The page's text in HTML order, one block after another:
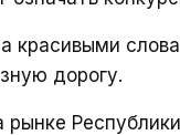
красивыми
дорогу.